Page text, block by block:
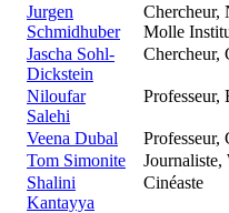
Jurgen
Schmidhuber
Chercheur,
Molle
Jascha Sohl-
Dickstein
Chercheur,
Niloufar
Salehi
Professeur,
Veena Dubal
Tom Simonite
Journaliste,
Shalini
Kantayya
Cinéaste